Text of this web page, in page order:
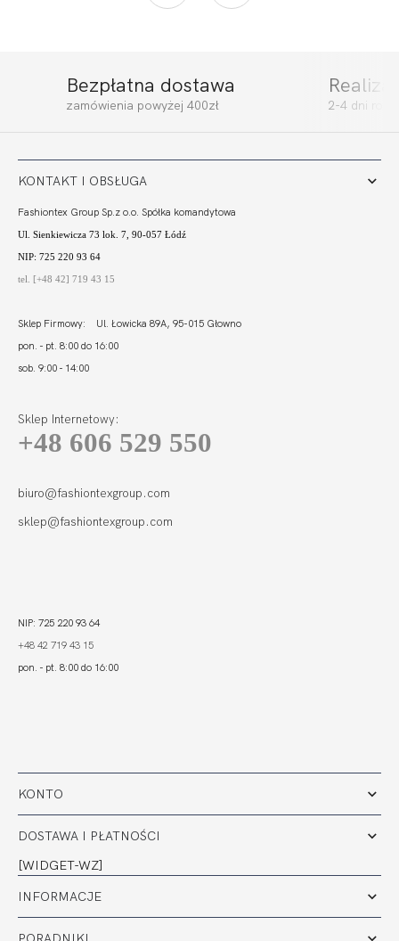
Bezpłatna dostawa
zamówienia powyżej 400zł 2-4 dni
KONTO
DOSTAWA I PŁATNOŚCI
[WIDGET-WZ]
INFORMACJE
KONTAKT I OBSŁUGA
Fashiontex Group Sp.z o.o. Spółka komandytowa
Ul. Sienkiewicza 73 lok. 7, 90-057 Łódź
NIP: 725 220 93 64
tel. [+48 42] 719 43 15
Sklep Firmowy: Ul. Łowicka 89A, 95-015 Głowno
pon. - pt. 8:00 do 16:00
sob. 9:00 - 14:00
Sklep Internetowy:
+48 606 529 550
biuro@fashiontexgroup.com
sklep@fashiontexgroup.com
NIP: 725 220 93 64
+48 42 719 43 15
pon. - pt. 8:00 do 16:00